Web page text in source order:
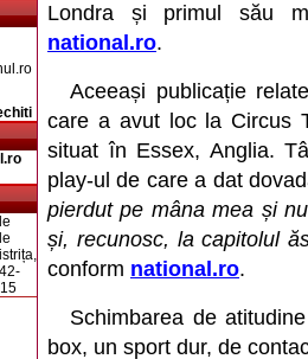
Londra și primul său
national.ro.
Aceeași publicație
care a avut loc la Circus
situat în Essex, Anglia.
play-ul de care a dat
pierdut pe mâna mea și
și, recunosc, la capitolul
conform national.ro.
Schimbarea de
box, un sport dur, de